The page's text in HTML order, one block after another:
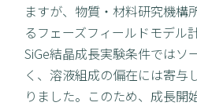
ますが、物質・材料研究機構
るフェーズフィールドモデル
SiGe結晶成長実験条件ではソ
く、溶液組成の偏在には寄与
りました。このため、成長開